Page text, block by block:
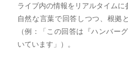
ライブ内の情報をリアルタイムに
自然な言葉で回答しつつ、根拠
（例：「この回答は『ハンバー
いています」）。